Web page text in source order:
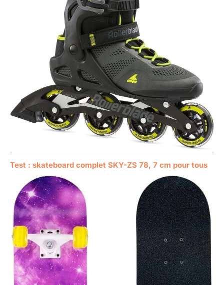
Test : skateboard complet SKY-ZS 78, 7 cm pour tous